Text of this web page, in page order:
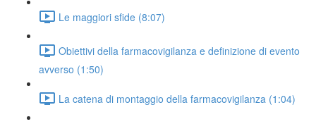
Le maggiori sfide (8:07)
Obiettivi della farmacovigilanza e definizione di evento
avverso (1:50)
La catena di montaggio della farmacovigilanza (1:04)